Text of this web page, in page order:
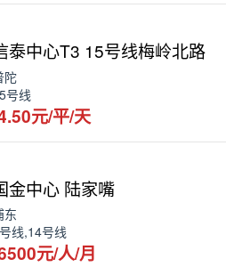
泰中心T3 15号线梅岭北路
陀
号线
元/平/天
金中心 陆家嘴
东
线,14号线
元/人/月